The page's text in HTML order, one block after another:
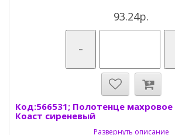
93.24р.
-
Код:566531; Полотенце махровое
Коаст сиреневый
Развернуть описание